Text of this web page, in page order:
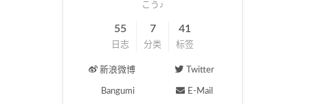
こう♪
55
日志
7
分类
41
标签
新浪微博 Twitter
Bangumi E-Mail